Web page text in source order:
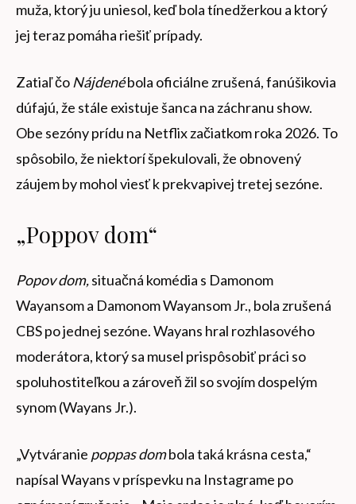
muža, ktorý ju uniesol, keď bola tínedžerkou a ktorý
jej teraz pomáha riešiť prípady.
Zatiaľ čoNájdenébola oficiálne zrušená, fanúšikovia
dúfajú, že stále existuje šanca na záchranu show.
Obe sezóny prídu na Netflix začiatkom roka 2026. To
spôsobilo, že niektorí špekulovali, že obnovený
záujem by mohol viesť k prekvapivej tretej sezóne.
„Poppov dom“
Popov dom,situačná komédia s Damonom
Wayansom a Damonom Wayansom Jr., bola zrušená
CBS po jednej sezóne. Wayans hral rozhlasového
moderátora, ktorý sa musel prispôsobiť práci so
spoluhostiteľkou a zároveň žil so svojím dospelým
synom (Wayans Jr.).
„Vytváranie poppas dombola taká krásna cesta,“
napísal Wayans v príspevku na Instagrame po